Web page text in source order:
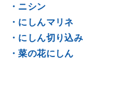
・ニシン
・にしんマリネ
・にしん切り込み
・菜の花にしん